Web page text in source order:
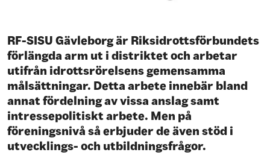
RF-SISU Gävleborg är Riksidrottsförbundets
förlängda arm ut i distriktet och arbetar
utifrån idrottsrörelsens gemensamma
målsättningar. Detta arbete innebär bland
annat fördelning av vissa anslag samt
intressepolitiskt arbete. Men på
föreningsnivå så erbjuder de även stöd i
utvecklings- och utbildningsfrågor.